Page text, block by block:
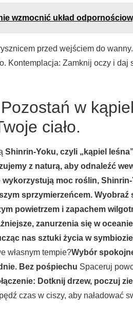
wzmocnić układ
przed wejściem do wanny.
Kontemplacja: Zamknij oczy i
w
ciało.
Shinrin-Yoku, czyli „kąpiel
z naturą, aby odnaleźć
moc roślin,
sprzymierzeńcem. Wyobraź
powietrzem i zapachem
zanurzenia się w
nas sztuki życia w
własnym tempie?Wybór
Bez pośpiechu Spaceruj
Dotknij drzew, poczuj
czas w ciszy, aby naładować